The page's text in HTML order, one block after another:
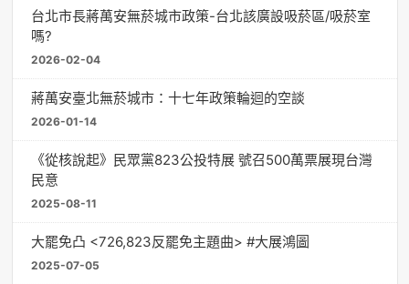
台北市長蔣萬安無菸城市政策-台北該廣設吸菸區/吸菸室
嗎?
2026-02-04
蔣萬安臺北無菸城市：十七年政策輪迴的空談
2026-01-14
《從核說起》民眾黨823公投特展 號召500萬票展現台灣
民意
2025-08-11
大罷免凸 <726,823反罷免主題曲> #大展鴻圖
2025-07-05